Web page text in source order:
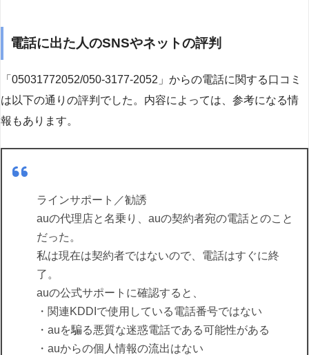
電話に出た人のSNSやネットの評判
「05031772052/050-3177-2052」からの電話に関する口コミ
は以下の通りの評判でした。内容によっては、参考になる情
報もあります。
ラインサポート／勧誘
auの代理店と名乗り、auの契約者宛の電話とのこと
だった。
私は現在は契約者ではないので、電話はすぐに終
了。
auの公式サポートに確認すると、
・関連KDDIで使用している電話番号ではない
・auを騙る悪質な迷惑電話である可能性がある
・auからの個人情報の流出はない